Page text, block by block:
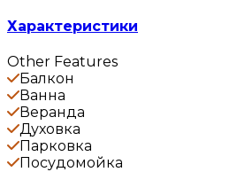
Характеристики
Other Features
Балкон
Ванна
Веранда
Духовка
Парковка
Посудомойка